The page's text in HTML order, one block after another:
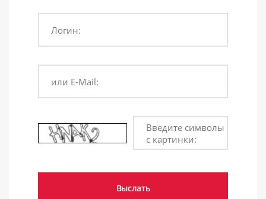
Логин:
или E-Mail:
Введите символы
с картинки: